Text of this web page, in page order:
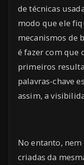
de técnicas
modo que ele
mecanismos de
é fazer com que
primeiros
palavras-chave
assim, a
No entanto, nem
criadas da